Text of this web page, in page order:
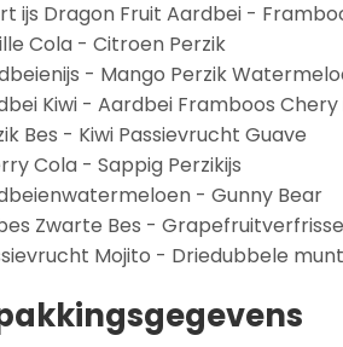
ijs Dragon Fruit Aardbei -
Cola - Citroen Perzik
- Mango Perzik
Kiwi - Aardbei Framboos Chery
Bes - Kiwi Passievrucht Guave
Cola - Sappig Perzikijs
- Gunny Bear
Zwarte Bes -
Mojito - Driedubbele munt